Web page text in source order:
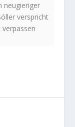
neugieriger
verspricht
verpassen